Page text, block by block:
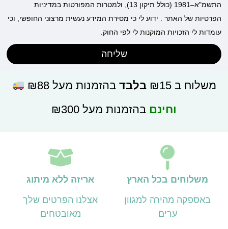
התשמ"א–1981 (כולל תיקון 13), ולמטרות המפורטות במדיניות
הפרטיות של האתר . ידוע לי כי מסירת המידע נעשית מרצוני החופשי, וכי
עומדות לי הזכויות המוקנות לי לפי החוק.
שליחה
משלוח ב ₪15 בלבדבהזמנות מעל ₪88
וחינם בהזמנות מעל ₪300
משלוחים בכל הארץ
באספקה מהירה למגוון
ערים
אריזה ללא מיתוג
אצלנו הפרטים שלך
מאובטחים